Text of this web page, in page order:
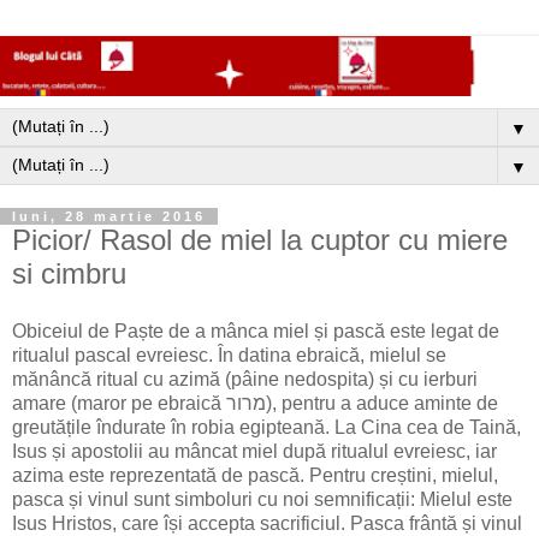
▼
▼
luni, 28 martie 2016
Picior/ Rasol de miel la cuptor cu miere
si cimbru
Obiceiul de Paște de a mânca miel și pască este legat de
ritualul pascal evreiesc. În datina ebraică, mielul se
mănâncă ritual cu azimă (pâine nedospita) și cu ierburi
amare (maror pe ebraică מרור), pentru a aduce aminte de
greutățile îndurate în robia egipteană. La Cina cea de Taină,
Isus și apostolii au mâncat miel după ritualul evreiesc, iar
azima este reprezentată de pască. Pentru creștini, mielul,
pasca și vinul sunt simboluri cu noi semnificații: Mielul este
Isus Hristos, care își accepta sacrificiul. Pasca frântă și vinul